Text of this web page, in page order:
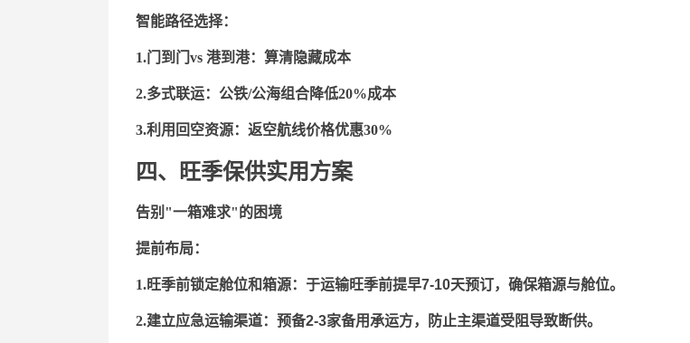
智能路径选择：
1.门到门 vs 港到港：算清隐藏成本
2.多式联运：公铁/公海组合降低20%成本
3.利用回空资源：返空航线价格优惠30%
四、旺季保供实用方案
告别 "一箱难求"的困境
提前布局：
1.旺季前锁定舱位和箱源： 于运输旺季前提早7-10天预订，确保箱源与舱位。
2.建立应急运输渠道： 预备2-3家备用承运方，防止主渠道受阻导致断供。